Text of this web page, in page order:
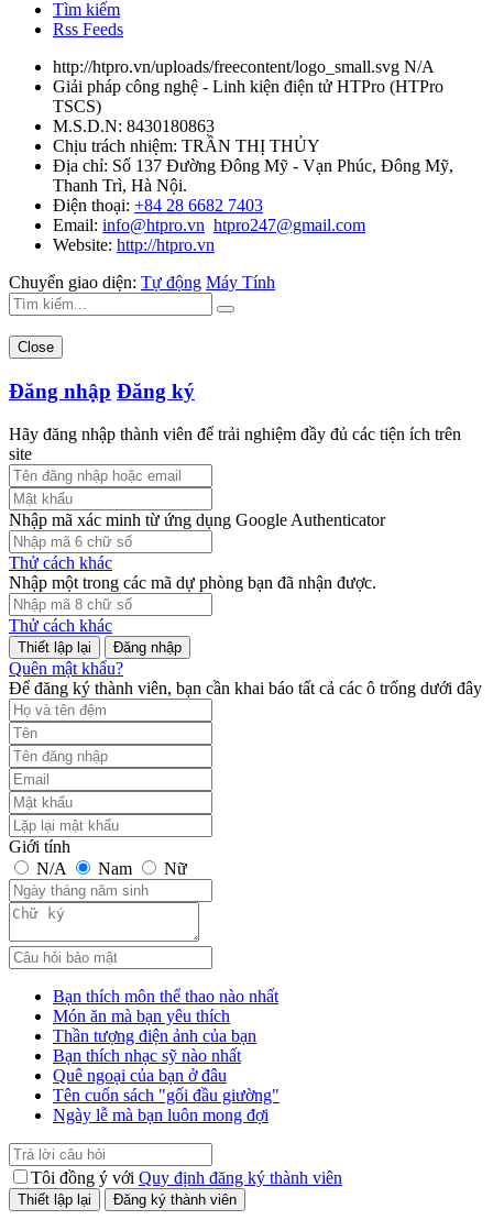
Tìm kiếm
Rss Feeds
http://htpro.vn/uploads/freecontent/logo_small.svg N/A
Giải pháp công nghệ - Linh kiện điện tử HTPro (HTPro
TSCS)
M.S.D.N: 8430180863
Chịu trách nhiệm: TRẦN THỊ THỦY
Địa chỉ: Số 137 Đường Đông Mỹ - Vạn Phúc, Đông Mỹ,
Thanh Trì, Hà Nội.
Điện thoại: +84 28 6682 7403
Email: info@htpro.vn htpro247@gmail.com
Website: http://htpro.vn
Chuyển giao diện: Tự động Máy Tính
Close
Đăng nhập Đăng ký
Hãy đăng nhập thành viên để trải nghiệm đầy đủ các tiện ích trên
site
Nhập mã xác minh từ ứng dụng Google Authenticator
Thử cách khác
Nhập một trong các mã dự phòng bạn đã nhận được.
Thử cách khác
Đăng nhập
Quên mật khẩu?
Để đăng ký thành viên, bạn cần khai báo tất cả các ô trống dưới đây
Giới tính
N/A
Nam Nữ
Bạn thích môn thể thao nào nhất
Món ăn mà bạn yêu thích
Thần tượng điện ảnh của bạn
Bạn thích nhạc sỹ nào nhất
Quê ngoại của bạn ở đâu
Tên cuốn sách "gối đầu giường"
Ngày lễ mà bạn luôn mong đợi
Tôi đồng ý với Quy định đăng ký thành viên